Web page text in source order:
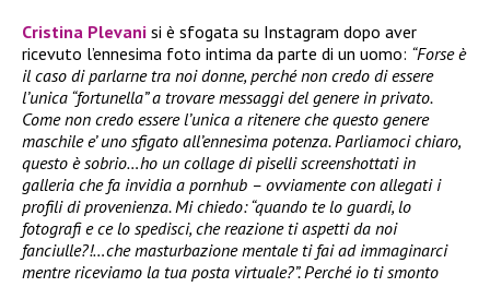
Cristina Plevani si è sfogata su Instagram dopo aver
ricevuto l’ennesima foto intima da parte di un uomo: “Forse è
il caso di parlarne tra noi donne, perché non credo di essere
l’unica “fortunella” a trovare messaggi del genere in privato.
Come non credo essere l’unica a ritenere che questo genere
maschile e’ uno sfigato all’ennesima potenza. Parliamoci chiaro,
questo è sobrio…ho un collage di piselli screenshottati in
galleria che fa invidia a pornhub – ovviamente con allegati i
profili di provenienza. Mi chiedo: “quando te lo guardi, lo
fotografi e ce lo spedisci, che reazione ti aspetti da noi
fanciulle?!…che masturbazione mentale ti fai ad immaginarci
mentre riceviamo la tua posta virtuale?”. Perché io ti smonto